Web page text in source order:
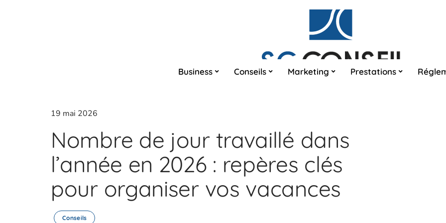
Business Conseils Marketing Prestations
19 mai 2026
Nombre de jour travaillé dans
l’année en 2026 : repères clés
pour organiser vos vacances
Conseils